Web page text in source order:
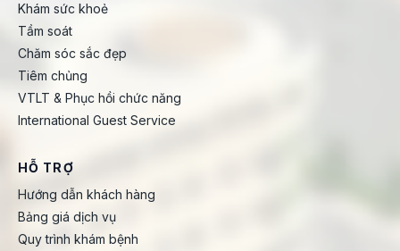
Khám sức khoẻ
Tầm soát
Chăm sóc sắc đẹp
Tiêm chủng
VTLT & Phục hồi chức năng
International Guest Service
HỖ TRỢ
Hướng dẫn khách hàng
Bảng giá dịch vụ
Quy trình khám bệnh